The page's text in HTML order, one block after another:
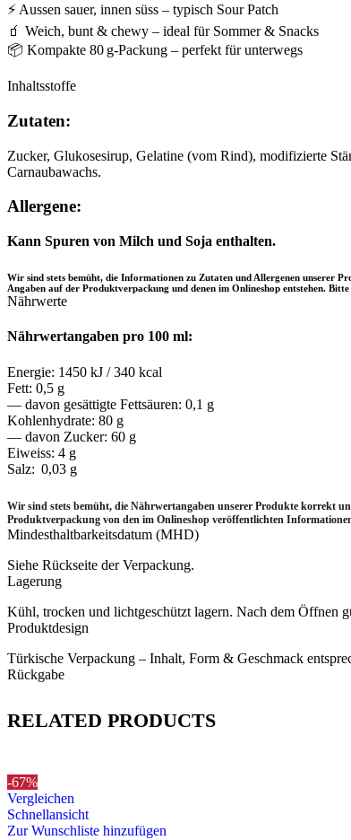
⚡ Aussen sauer, innen süss – typisch Sour Patch
🧃 Weich, bunt & chewy – ideal für Sommer & Snacks
📦 Kompakte 80 g-Packung – perfekt für unterwegs
Inhaltsstoffe
Zutaten:
Zucker, Glukosesirup, Gelatine (vom Rind), modifizierte
Carnaubawachs.
Allergene:
Kann Spuren von Milch und Soja enthalten.
Wir sind stets bemüht, die Informationen zu Zutaten und Allergenen unserer
Angaben auf der Produktverpackung und denen im Onlineshop entstehen.
Nährwerte
Nährwertangaben pro 100 ml:
Energie: 1450 kJ / 340 kcal
Fett: 0,5 g
— davon gesättigte Fettsäuren: 0,1 g
Kohlenhydrate: 80 g
— davon Zucker: 60 g
Eiweiss: 4 g
Salz: 0,03 g
Wir sind stets bemüht, die Nährwertangaben unserer Produkte korrekt
Produktverpackung von den im Onlineshop veröffentlichten
Mindesthaltbarkeitsdatum (MHD)
Siehe Rückseite der Verpackung.
Lagerung
Kühl, trocken und lichtgeschützt lagern. Nach dem Öffnen
Produktdesign
Türkische Verpackung – Inhalt, Form & Geschmack
Rückgabe
RELATED PRODUCTS
-67%
Vergleichen
Schnellansicht
Zur Wunschliste hinzufügen